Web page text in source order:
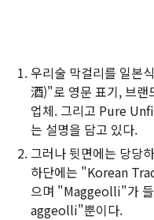
우리술 막걸리를 일본
酒)"로 영문 표기, 브랜
업체. 그리고 Pure
는 설명을 담고 있다.
그러나 뒷면에는 당당
하단에는 "Korean
으며 "Maggeolli"가
aggeolli"뿐이다.